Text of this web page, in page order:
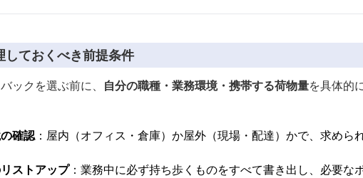
しておくべき前提条件
ックを選ぶ前に、 自分の職種・業務環境・携帯する荷物量を具体的
確認：屋内（オフィス・倉庫）か屋外（現場・配達）かで、求めら
ストアップ：業務中に必ず持ち歩くものをすべて書き出し、必要な